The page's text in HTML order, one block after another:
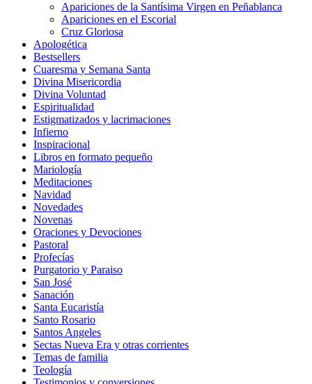
Apariciones de la Santísima Virgen en Peñablanca
Apariciones en el Escorial
Cruz Gloriosa
Apologética
Bestsellers
Cuaresma y Semana Santa
Divina Misericordia
Divina Voluntad
Espiritualidad
Estigmatizados y lacrimaciones
Infierno
Inspiracional
Libros en formato pequeño
Mariología
Meditaciones
Navidad
Novedades
Novenas
Oraciones y Devociones
Pastoral
Profecías
Purgatorio y Paraiso
San José
Sanación
Santa Eucaristía
Santo Rosario
Santos Angeles
Sectas Nueva Era y otras corrientes
Temas de familia
Teología